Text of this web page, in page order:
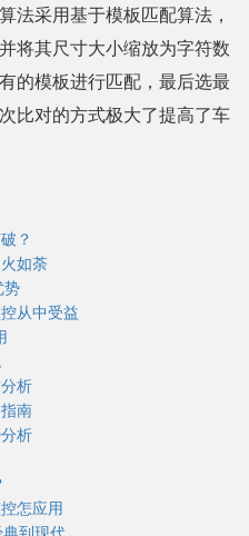
法采用基于模板匹配算法，
将其尺寸大小缩放为字符数
的模板进行匹配，最后选最
比对的方式极大了提高了车
？
如荼
势
从中受益
析
南
析
怎应用
到现代